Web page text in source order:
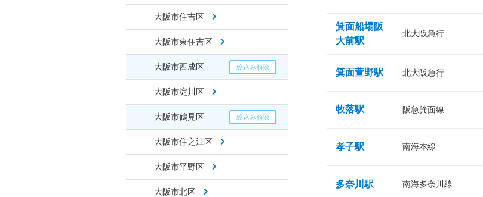
大阪市住吉区
大阪市東住吉区
大阪市西成区
大阪市淀川区
大阪市鶴見区
大阪市住之江区
大阪市平野区
大阪市北区
箕面船場阪
大前駅
北大阪急行
箕面萱野駅 北大阪急行
牧落駅 阪急箕面線
孝子駅 南海本線
多奈川駅 南海多奈川線